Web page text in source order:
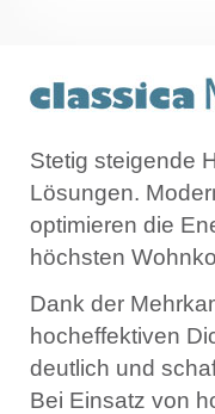
Stetig steigende
Lösungen.
optimieren die
höchsten
Dank der
hocheffektiven
deutlich und
Bei Einsatz von